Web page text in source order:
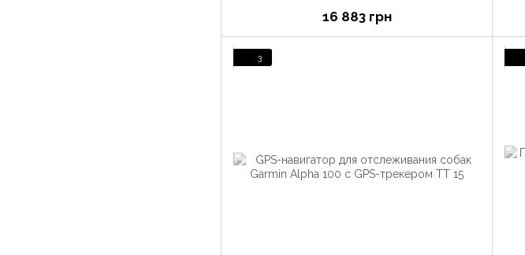
16 883 грн
3